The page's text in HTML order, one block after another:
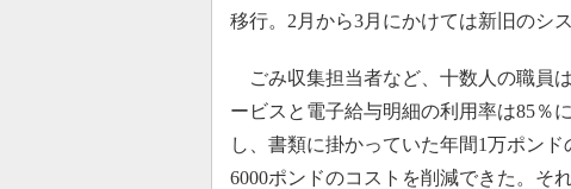
移行。2月から3月にかけては新旧のシ
ごみ収集担当者など、十数人の職員
ービスと電子給与明細の利用率は85％
し、書類に掛かっていた年間1万ポン
6000ポンドのコストを削減できた。そ